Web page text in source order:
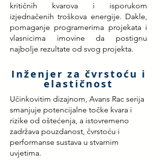
kritičnih kvarova i isporukom
izjednačenih troškova energije. Dakle,
pomaganje programerima projekata i
vlasnicima imovine da postignu
najbolje rezultate od svog projekta.
Učinkovitim dizajnom, Avans Rac serija
smanjuje potencijalne točke kvara i
rizike od oštećenja, a istovremeno
zadržava pouzdanost, čvrstoću i
performanse sustava u stvarnim
uvjetima.
Inženjer za čvrstoću i
elastičnost